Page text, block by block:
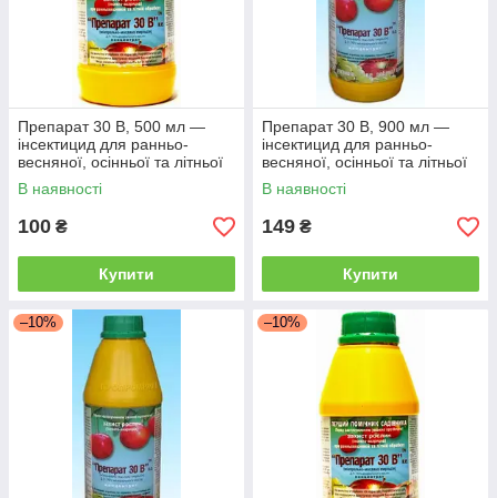
Препарат 30 В, 500 мл —
інсектицид для ранньо-
весняної, осінньої та літньої
обробки саду від шкідників
В наявності
100 ₴
Купити
Препарат 30 В, 900 мл —
інсектицид для ранньо-
весняної, осінньої та літньої
обробки саду від шкідників
В наявності
149 ₴
Купити
–10% –10%